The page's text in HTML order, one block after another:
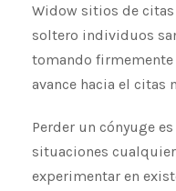
Widow sitios de
soltero individuos
tomando
avance hacia el citas
Perder un cónyuge
situaciones
experimentar en